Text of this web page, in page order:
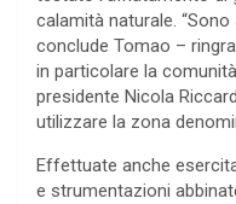
calamità naturale.
conclude Tomao –
in particolare la
presidente Nicola
utilizzare la zona
Effettuate anche
e strumentazioni